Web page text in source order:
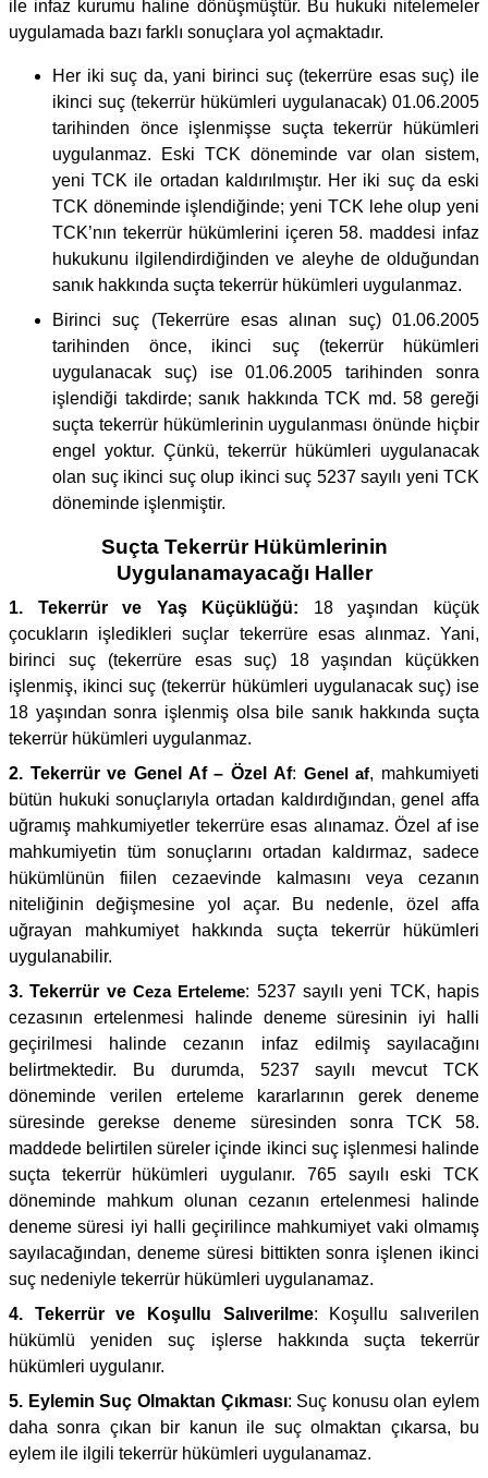
ile infaz kurumu haline dönüşmüştür. Bu hukuki nitelemeler
uygulamada bazı farklı sonuçlara yol açmaktadır.
Her iki suç da, yani birinci suç (tekerrüre esas suç) ile
ikinci suç (tekerrür hükümleri uygulanacak) 01.06.2005
tarihinden önce işlenmişse suçta tekerrür hükümleri
uygulanmaz. Eski TCK döneminde var olan sistem,
yeni TCK ile ortadan kaldırılmıştır. Her iki suç da eski
TCK döneminde işlendiğinde; yeni TCK lehe olup yeni
TCK’nın tekerrür hükümlerini içeren 58. maddesi infaz
hukukunu ilgilendirdiğinden ve aleyhe de olduğundan
sanık hakkında suçta tekerrür hükümleri uygulanmaz.
Birinci suç (Tekerrüre esas alınan suç) 01.06.2005
tarihinden önce, ikinci suç (tekerrür hükümleri
uygulanacak suç) ise 01.06.2005 tarihinden sonra
işlendiği takdirde; sanık hakkında TCK md. 58 gereği
suçta tekerrür hükümlerinin uygulanması önünde hiçbir
engel yoktur. Çünkü, tekerrür hükümleri uygulanacak
olan suç ikinci suç olup ikinci suç 5237 sayılı yeni TCK
döneminde işlenmiştir.
Suçta Tekerrür Hükümlerinin
Uygulanamayacağı Haller
1. Tekerrür ve Yaş Küçüklüğü: 18 yaşından küçük
çocukların işledikleri suçlar tekerrüre esas alınmaz. Yani,
birinci suç (tekerrüre esas suç) 18 yaşından küçükken
işlenmiş, ikinci suç (tekerrür hükümleri uygulanacak suç) ise
18 yaşından sonra işlenmiş olsa bile sanık hakkında suçta
tekerrür hükümleri uygulanmaz.
2. Tekerrür ve Genel Af – Özel Af: Genel af, mahkumiyeti
bütün hukuki sonuçlarıyla ortadan kaldırdığından, genel affa
uğramış mahkumiyetler tekerrüre esas alınamaz. Özel af ise
mahkumiyetin tüm sonuçlarını ortadan kaldırmaz, sadece
hükümlünün fiilen cezaevinde kalmasını veya cezanın
niteliğinin değişmesine yol açar. Bu nedenle, özel affa
uğrayan mahkumiyet hakkında suçta tekerrür hükümleri
uygulanabilir.
3. Tekerrür ve Ceza Erteleme: 5237 sayılı yeni TCK, hapis
cezasının ertelenmesi halinde deneme süresinin iyi halli
geçirilmesi halinde cezanın infaz edilmiş sayılacağını
belirtmektedir. Bu durumda, 5237 sayılı mevcut TCK
döneminde verilen erteleme kararlarının gerek deneme
süresinde gerekse deneme süresinden sonra TCK 58.
maddede belirtilen süreler içinde ikinci suç işlenmesi halinde
suçta tekerrür hükümleri uygulanır. 765 sayılı eski TCK
döneminde mahkum olunan cezanın ertelenmesi halinde
deneme süresi iyi halli geçirilince mahkumiyet vaki olmamış
sayılacağından, deneme süresi bittikten sonra işlenen ikinci
suç nedeniyle tekerrür hükümleri uygulanamaz.
4. Tekerrür ve Koşullu Salıverilme: Koşullu salıverilen
hükümlü yeniden suç işlerse hakkında suçta tekerrür
hükümleri uygulanır.
5. Eylemin Suç Olmaktan Çıkması: Suç konusu olan eylem
daha sonra çıkan bir kanun ile suç olmaktan çıkarsa, bu
eylem ile ilgili tekerrür hükümleri uygulanamaz.